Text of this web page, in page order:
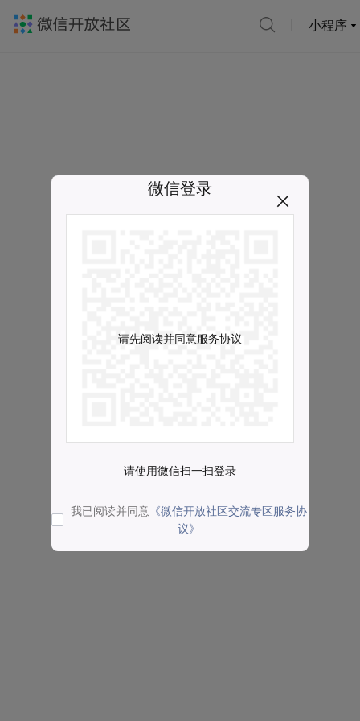
小程序
微信登录
请先阅读并同意服务协议
请使用微信扫一扫登录
我已阅读并同意 《微信开放社区交流专区服务协
议》